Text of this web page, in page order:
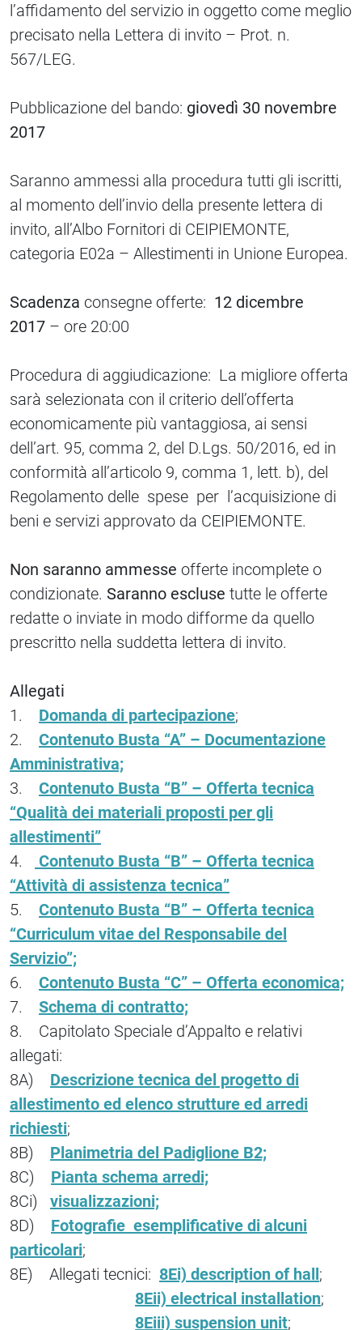
l’affidamento del servizio in oggetto come meglio
precisato nella Lettera di invito – Prot. n.
567/LEG.
Pubblicazione del bando: giovedì 30 novembre
2017
Saranno ammessi alla procedura tutti gli iscritti,
al momento dell’invio della presente lettera di
invito, all’Albo Fornitori di CEIPIEMONTE,
categoria E02a – Allestimenti in Unione Europea.
Scadenza consegne offerte: 12 dicembre
2017 – ore 20:00
Procedura di aggiudicazione: La migliore offerta
sarà selezionata con il criterio dell’offerta
economicamente più vantaggiosa, ai sensi
dell’art. 95, comma 2, del D.Lgs. 50/2016, ed in
conformità all’articolo 9, comma 1, lett. b), del
Regolamento delle spese per l’acquisizione di
beni e servizi approvato da CEIPIEMONTE.
Non saranno ammesse offerte incomplete o
condizionate. Saranno escluse tutte le offerte
redatte o inviate in modo difforme da quello
prescritto nella suddetta lettera di invito.
Allegati
1. Domanda di partecipazione;
2. Contenuto Busta “A” – Documentazione
Amministrativa;
3. Contenuto Busta “B” – Offerta tecnica
“Qualità dei materiali proposti per gli
allestimenti”
4.
Contenuto Busta “B” – Offerta tecnica
“Attività di assistenza tecnica”
5. Contenuto Busta “B” – Offerta tecnica
“Curriculum vitae del Responsabile del
Servizio”;
6. Contenuto Busta “C” – Offerta economica;
7. Schema di contratto;
8. Capitolato Speciale d’Appalto e relativi
allegati:
8A) Descrizione tecnica del progetto di
allestimento ed elenco strutture ed arredi
richiesti;
8B) Planimetria del Padiglione B2;
8C) Pianta schema arredi;
8Ci) visualizzazioni;
8D) Fotografie esemplificative di alcuni
particolari;
8E) Allegati tecnici: 8Ei) description of hall;
8Eii) electrical installation;
8Eiii) suspension unit;